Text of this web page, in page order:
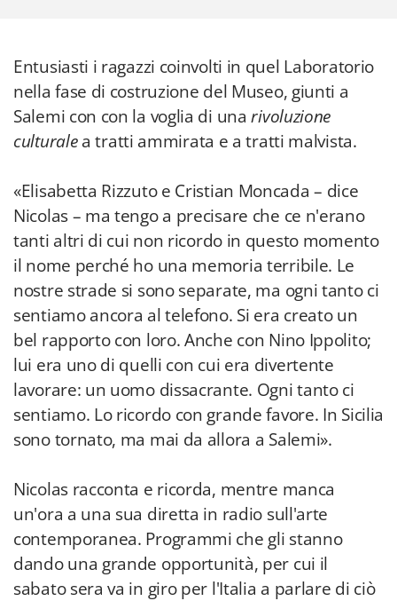
Entusiasti i ragazzi coinvolti in quel Laboratorio
nella fase di costruzione del Museo, giunti a
Salemi con con la voglia di unarivoluzione
culturalea tratti ammirata e a tratti malvista.
«Elisabetta Rizzuto e Cristian Moncada – dice
Nicolas – ma tengo a precisare che ce n'erano
tanti altri di cui non ricordo in questo momento
il nome perché ho una memoria terribile. Le
nostre strade si sono separate, ma ogni tanto ci
sentiamo ancora al telefono. Si era creato un
bel rapporto con loro. Anche con Nino Ippolito;
lui era uno di quelli con cui era divertente
lavorare: un uomo dissacrante. Ogni tanto ci
sentiamo. Lo ricordo con grande favore. In Sicilia
sono tornato, ma mai da allora a Salemi».
Nicolas racconta e ricorda, mentre manca
un'ora a una sua diretta in radio sull'arte
contemporanea. Programmi che gli stanno
dando una grande opportunità, per cui il
sabato sera va in giro per l'Italia a parlare di ciò